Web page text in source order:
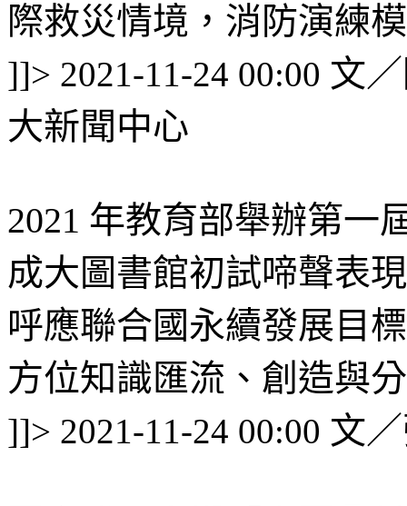
際救災情境，消防演練
]]> 2021-11-24 00:00 文
大新聞中心
2021 年教育部舉辦第一
成大圖書館初試啼聲表
呼應聯合國永續發展目
方位知識匯流、創造與
]]> 2021-11-24 00:00 文